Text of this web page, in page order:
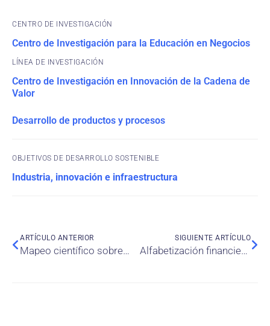
CENTRO DE INVESTIGACIÓN
Centro de Investigación para la Educación en Negocios
Centro de Investigación en Innovación de la Cadena de
Valor
Desarrollo de productos y procesos
OBJETIVOS DE DESARROLLO SOSTENIBLE
Industria, innovación e infraestructura
ARTÍCULO ANTERIOR
Mapeo científico sobre la investigación mundial en el campo de la biotecnología sanitaria para el periodo 1990-2023. Un análisis bibliométrico
SIGUIENTE ARTÍCULO
Alfabetización financiera y comportamiento crediticio riesgoso: El efecto moderador del estilo de vida minimalista